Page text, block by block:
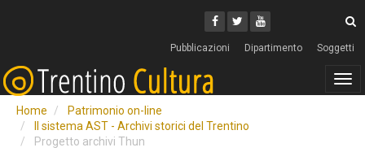
Facebook
Twitter
Youtube
Pubblicazioni Dipartimento Soggetti
Home
Patrimonio on-line
Il sistema AST - Archivi storici del Trentino
Progetto archivi Thun